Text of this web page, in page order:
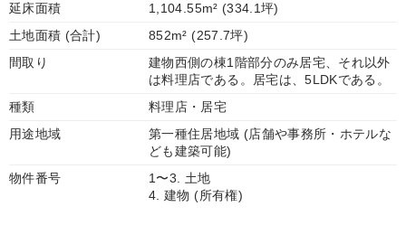
延床面積
1,104.55m² (334.1坪)
土地面積 (合計)
852m² (257.7坪)
間取り
建物西側の棟1階部分のみ居宅、それ以外
は料理店である。居宅は、5LDKである。
種類
料理店・居宅
用途地域
第一種住居地域 (店舗や事務所・ホテルな
ども建築可能)
物件番号
1〜3. 土地
4. 建物 (所有権)